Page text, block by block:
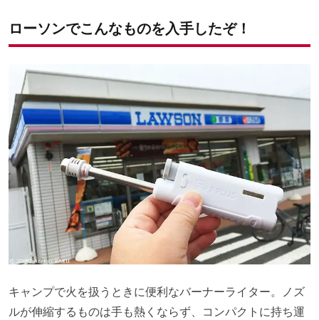
ローソンでこんなものを入手したぞ！
キャンプで火を扱うときに便利なバーナーライター。ノズ
ルが伸縮するものは手も熱くならず、コンパクトに持ち運